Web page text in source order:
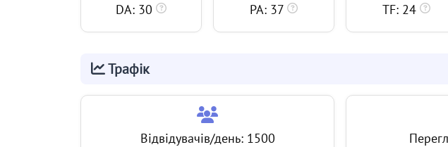
DA: 30 PA: 37 TF: 24
Трафік
Відвідувачів/день: 1500